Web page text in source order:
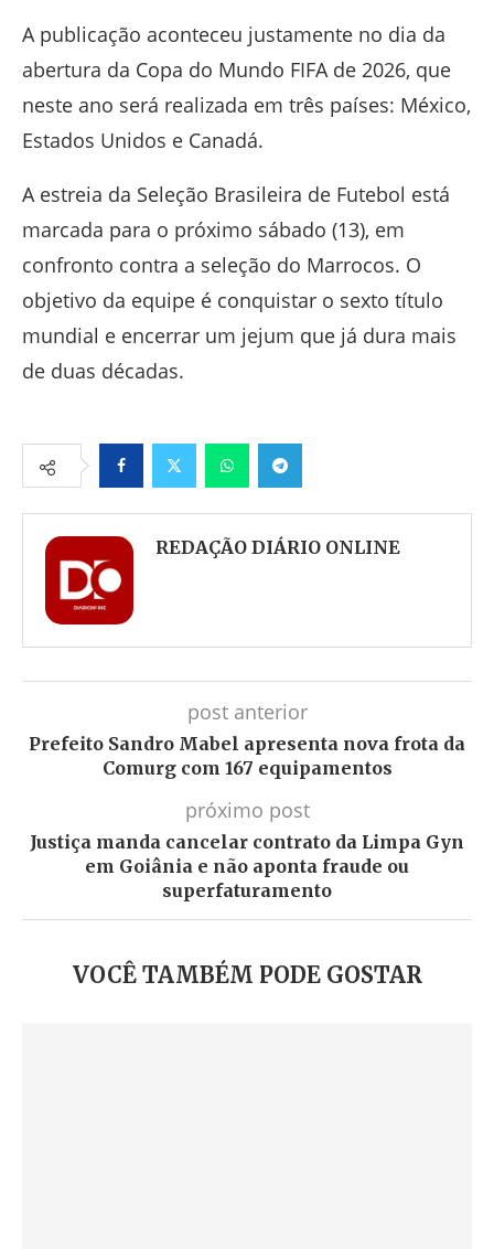
A publicação aconteceu justamente no dia da
abertura da Copa do Mundo FIFA de 2026, que
neste ano será realizada em três países: México,
Estados Unidos e Canadá.
A estreia da Seleção Brasileira de Futebol está
marcada para o próximo sábado (13), em
confronto contra a seleção do Marrocos. O
objetivo da equipe é conquistar o sexto título
mundial e encerrar um jejum que já dura mais
de duas décadas.
FacebookTwitter WhatsappTelegram
REDAÇÃO DIÁRIO ONLINE
post anterior
Prefeito Sandro Mabel apresenta nova frota da
Comurg com 167 equipamentos
próximo post
Justiça manda cancelar contrato da Limpa Gyn
em Goiânia e não aponta fraude ou
superfaturamento
VOCÊ TAMBÉM PODE GOSTAR